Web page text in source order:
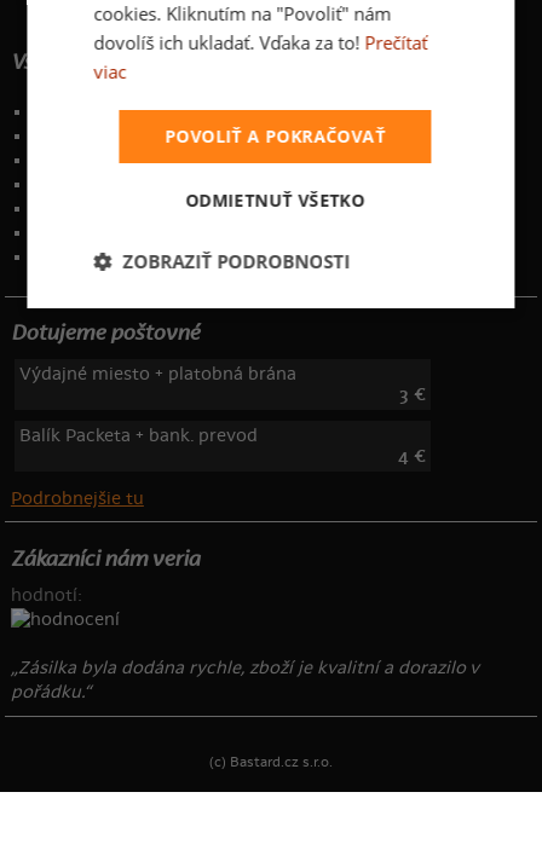
Všetko o nákupe
Poštovné a spôsoby doručenia
Garancia výmeny a vrátenia
Časté otázky
Telefón: 222 205 835
Dotujeme poštovné
Výdajné miesto + platobná brána
3 €
Balík Packeta + bank. prevod
4 €
Podrobnejšie tu
Zákazníci nám veria
hodnotí:
„Zásilka byla dodána rychle, zboží je kvalitní a dorazilo v
pořádku.“
(c) Bastard.cz s.r.o.
cookies. Kliknutím na "Povoliť" nám
dovolíš ich ukladať. Vďaka za to! Prečítať
viac
POVOLIŤ A POKRAČOVAŤ
ODMIETNUŤ VŠETKO
ZOBRAZIŤ PODROBNOSTI